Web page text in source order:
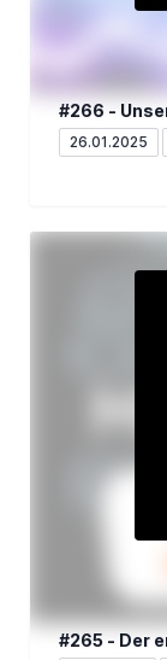
#266 -
26.01.2025
#265 - Der